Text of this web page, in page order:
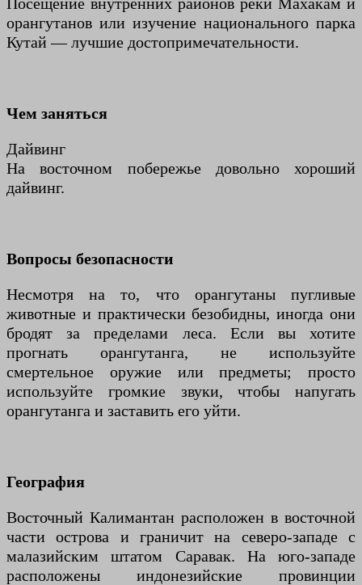
орангутанов или изучение национального парка
Кутай — лучшие достопримечательности.
Чем заняться
Дайвинг
На восточном побережье довольно хороший
дайвинг.
Вопросы безопасности
Несмотря на то, что орангутаны пугливые
животные и практически безобидны, иногда они
бродят за пределами леса. Если вы хотите
прогнать орангутанга, не используйте
смертельное оружие или предметы; просто
используйте громкие звуки, чтобы напугать
орангутанга и заставить его уйти.
География
Восточный Калимантан расположен в восточной
части острова и граничит на северо-западе с
малазийским штатом Саравак. На юго-западе
расположены индонезийские провинции